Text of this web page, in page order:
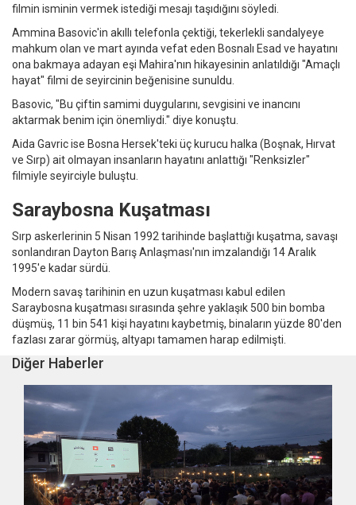
filmin isminin vermek istediği mesajı taşıdığını söyledi.
Ammina Basovic'in akıllı telefonla çektiği, tekerlekli sandalyeye
mahkum olan ve mart ayında vefat eden Bosnalı Esad ve hayatını
ona bakmaya adayan eşi Mahira'nın hikayesinin anlatıldığı "Amaçlı
hayat" filmi de seyircinin beğenisine sunuldu.
Basovic, "Bu çiftin samimi duygularını, sevgisini ve inancını
aktarmak benim için önemliydi." diye konuştu.
Aida Gavric ise Bosna Hersek'teki üç kurucu halka (Boşnak, Hırvat
ve Sırp) ait olmayan insanların hayatını anlattığı "Renksizler"
filmiyle seyirciyle buluştu.
Saraybosna Kuşatması
Sırp askerlerinin 5 Nisan 1992 tarihinde başlattığı kuşatma, savaşı
sonlandıran Dayton Barış Anlaşması'nın imzalandığı 14 Aralık
1995'e kadar sürdü.
Modern savaş tarihinin en uzun kuşatması kabul edilen
Saraybosna kuşatması sırasında şehre yaklaşık 500 bin bomba
düşmüş, 11 bin 541 kişi hayatını kaybetmiş, binaların yüzde 80'den
fazlası zarar görmüş, altyapı tamamen harap edilmişti.
Diğer Haberler